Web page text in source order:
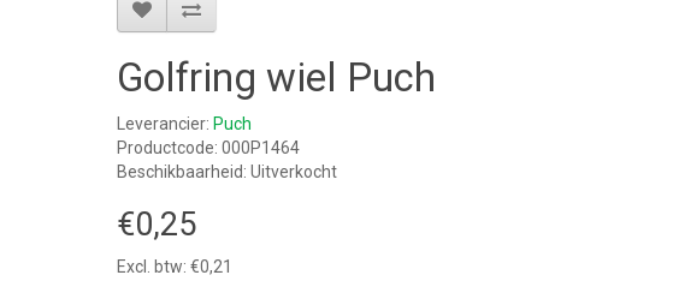
Golfring wiel Puch
Leverancier: Puch
Productcode: 000P1464
Beschikbaarheid: Uitverkocht
€0,25
Excl. btw: €0,21